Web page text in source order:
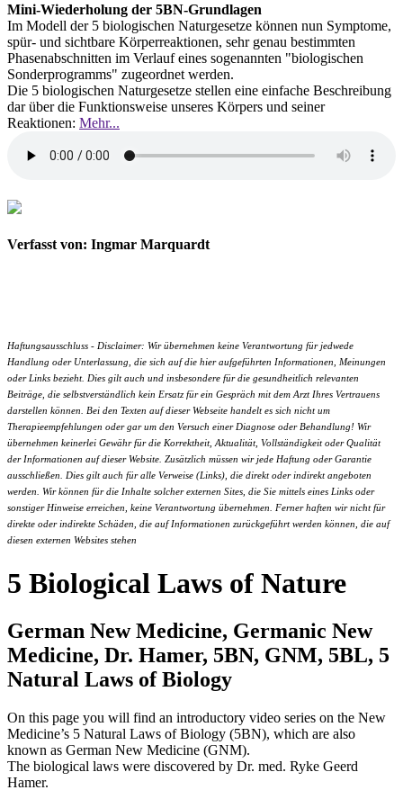
Mini-Wiederholung der 5BN-Grundlagen
Im Modell der 5 biologischen Naturgesetze können nun Symptome,
spür- und sichtbare Körperreaktionen, sehr genau bestimmten
Phasenabschnitten im Verlauf eines sogenannten "biologischen
Sonderprogramms" zugeordnet werden.
Die 5 biologischen Naturgesetze stellen eine einfache Beschreibung
dar über die Funktionsweise unseres Körpers und seiner
Reaktionen: Mehr...
Verfasst von: Ingmar Marquardt
Haftungsausschluss - Disclaimer: Wir übernehmen keine Verantwortung für jedwede
Handlung oder Unterlassung, die sich auf die hier aufgeführten Informationen, Meinungen
oder Links bezieht. Dies gilt auch und insbesondere für die gesundheitlich relevanten
Beiträge, die selbstverständlich kein Ersatz für ein Gespräch mit dem Arzt Ihres Vertrauens
darstellen können. Bei den Texten auf dieser Webseite handelt es sich nicht um
Therapieempfehlungen oder gar um den Versuch einer Diagnose oder Behandlung! Wir
übernehmen keinerlei Gewähr für die Korrektheit, Aktualität, Vollständigkeit oder Qualität
der Informationen auf dieser Website. Zusätzlich müssen wir jede Haftung oder Garantie
ausschließen. Dies gilt auch für alle Verweise (Links), die direkt oder indirekt angeboten
werden. Wir können für die Inhalte solcher externen Sites, die Sie mittels eines Links oder
sonstiger Hinweise erreichen, keine Verantwortung übernehmen. Ferner haften wir nicht für
direkte oder indirekte Schäden, die auf Informationen zurückgeführt werden können, die auf
diesen externen Websites stehen
5 Biological Laws of Nature
German New Medicine, Germanic New
Medicine, Dr. Hamer, 5BN, GNM, 5BL, 5
Natural Laws of Biology
On this page you will find an introductory video series on the New
Medicine’s 5 Natural Laws of Biology (5BN), which are also
known as German New Medicine (GNM).
The biological laws were discovered by Dr. med. Ryke Geerd
Hamer.